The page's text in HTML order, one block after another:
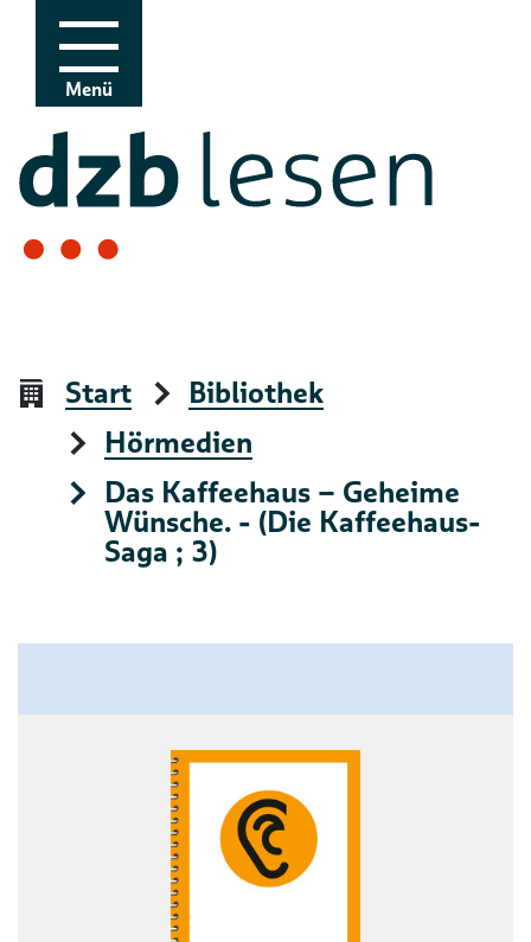
Zur Navigation
Zum Inhalt
Menü
Start
Bibliothek
Hörmedien
Das Kaffeehaus – Geheime
Wünsche. - (Die Kaffeehaus-
Saga ; 3)